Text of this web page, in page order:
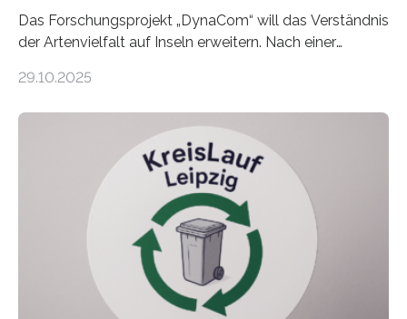
Das Forschungsprojekt „DynaCom“ will das Verständnis
der Artenvielfalt auf Inseln erweitern. Nach einer
Beobachtungen im Wattenmeer ist nun eine große
Oldenburg befassen sich insbesondere damit, wie ein
Ökosystem gedeiht – und wie sich dieser Prozess
verlässlich prognostizieren lässt. Grünes Licht für
„DynaCom“: Die Deutsche Forschungsgemeinschaft
(DFG) fördert das Anfang 2019 gestartete
Forschungsprojekt an der Universität Oldenburg für
zwei weitere Jahre mit rund 1,2 Millionen Euro. „Wir
freuen uns sehr über…
29.10.2025